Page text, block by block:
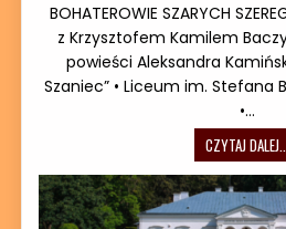
BOHATEROWIE SZARYCH
z Krzysztofem Kamilem
powieści Aleksandra
Szaniec” • Liceum im. Stefana
•…
CZYTAJ DALEJ...